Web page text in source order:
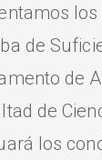
de
de
de
los